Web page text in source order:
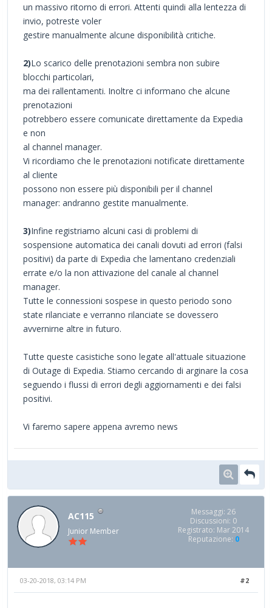
un massivo ritorno di errori. Attenti quindi alla lentezza di
invio, potreste voler
gestire manualmente alcune disponibilità critiche.
2)Lo scarico delle prenotazioni sembra non subire
blocchi particolari,
ma dei rallentamenti. Inoltre ci informano che alcune
prenotazioni
potrebbero essere comunicate direttamente da Expedia
e non
al channel manager.
Vi ricordiamo che le prenotazioni notificate direttamente
al cliente
possono non essere più disponibili per il channel
manager: andranno gestite manualmente.
3)Infine registriamo alcuni casi di problemi di
sospensione automatica dei canali dovuti ad errori (falsi
positivi) da parte di Expedia che lamentano credenziali
errate e/o la non attivazione del canale al channel
manager.
Tutte le connessioni sospese in questo periodo sono
state rilanciate e verranno rilanciate se dovessero
avvernirne altre in futuro.
Tutte queste casistiche sono legate all'attuale situazione
di Outage di Expedia. Stiamo cercando di arginare la cosa
seguendo i flussi di errori degli aggiornamenti e dei falsi
positivi.
Vi faremo sapere appena avremo news
AC115
Junior Member
Messaggi: 26
Discussioni: 0
Registrato: Mar 2014
Reputazione: 0
#2
03-20-2018, 03:14 PM